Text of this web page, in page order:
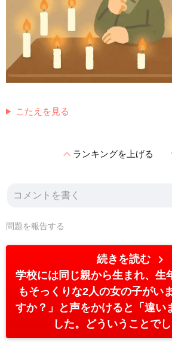
こたえを見る
expand_lessランキングを上げる
問題を報告する
続きを読む chevron_right
学校には同じ親から生まれ、生
もそっくりな2人の女の子がい
すか？」と声をかけると「違い
した。どういうことで